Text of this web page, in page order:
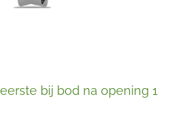
bij bod na opening 1